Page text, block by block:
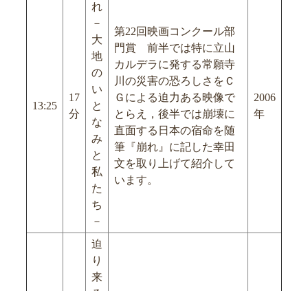
13:25
17
分
れ
－
大
地
の
い
と
な
み
と
私
た
ち
－
第22回映画コンクール部
門賞 前半では特に立山
カルデラに発する常願寺
川の災害の恐ろしさをＣ
Ｇによる迫力ある映像で
とらえ，後半では崩壊に
直面する日本の宿命を随
筆『崩れ』に記した幸田
文を取り上げて紹介して
います。
2006
年
迫
り
来